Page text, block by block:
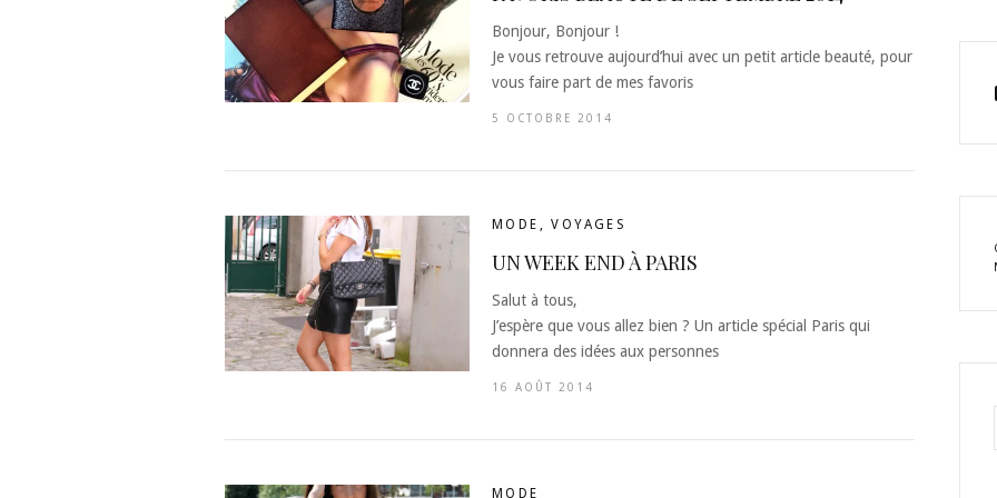
Bonjour, Bonjour !
Je vous retrouve aujourd’hui avec un petit article beauté, pour
vous faire part de mes favoris
5 OCTOBRE 2014
MODE ,VOYAGES
UN WEEK END À PARIS
Salut à tous,
J’espère que vous allez bien ? Un article spécial Paris qui
donnera des idées aux personnes
16 AOÛT 2014
MODE